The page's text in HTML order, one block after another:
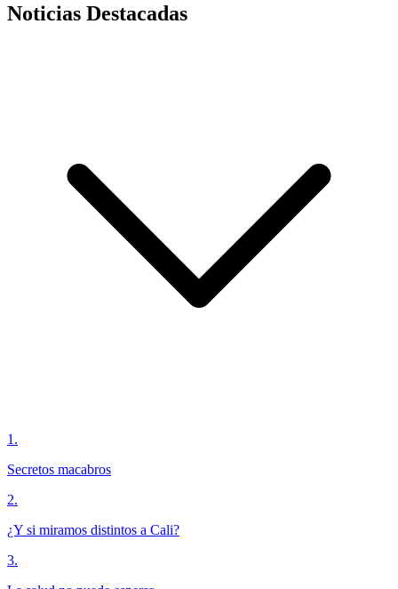
Noticias Destacadas
1 .
Secretos macabros
2.
¿Y si miramos distintos a Cali?
3.